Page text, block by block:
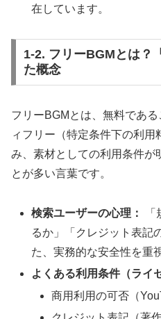
在しています。
1-2. フリーBGMとは？
た概念
フリーBGMとは、無料であ
ィフリー（特定条件下の利
み、素材としての利用条件が
とが多い言葉です。
検索ユーザーの心理：
「
るか」「クレジット表記
た、実務的な安全性を重
よくある利用条件（ライ
商用利用の可否（